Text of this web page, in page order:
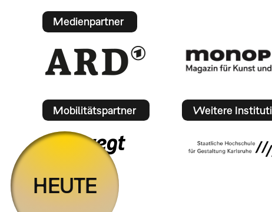
Medienpartner
Mobilitätspartner Weitere
HEUTE